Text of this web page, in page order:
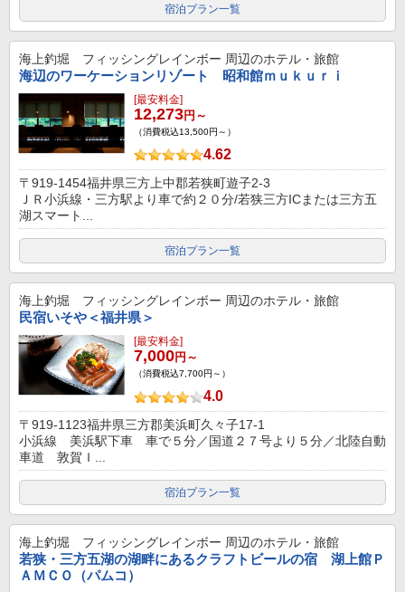
宿泊プラン一覧
海上釣堀 フィッシングレインボー 周辺のホテル・旅館
海辺のワーケーションリゾート 昭和館ｍｕｋｕｒｉ
[最安料金]
12,273円～
（消費税込13,500円～）
4.62
〒919-1454福井県三方上中郡若狭町遊子2-3
ＪＲ小浜線・三方駅より車で約２０分/若狭三方ICまたは三方五
湖スマート...
宿泊プラン一覧
海上釣堀 フィッシングレインボー 周辺のホテル・旅館
民宿いそや＜福井県＞
[最安料金]
7,000円～
（消費税込7,700円～）
4.0
〒919-1123福井県三方郡美浜町久々子17-1
小浜線 美浜駅下車 車で５分／国道２７号より５分／北陸自動
車道 敦賀Ｉ...
宿泊プラン一覧
海上釣堀 フィッシングレインボー 周辺のホテル・旅館
若狭・三方五湖の湖畔にあるクラフトビールの宿 湖上館Ｐ
ＡＭＣＯ（パムコ）